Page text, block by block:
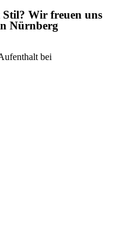
Wir freuen uns
Nürnberg
bei